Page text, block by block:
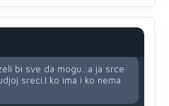
bi sve da mogu...a ja srce
sreci.I ko ima i ko nema